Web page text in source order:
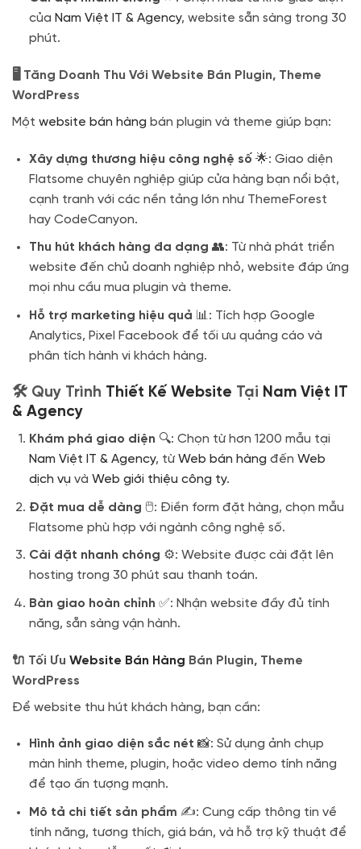
của Nam Việt IT & Agency, website sẵn sàng trong 30
phút.
🖥️ Tăng Doanh Thu Với Website Bán Plugin, Theme
WordPress
Một website bán hàng bán plugin và theme giúp bạn:
Xây dựng thương hiệu công nghệ số 🌟: Giao diện
Flatsome chuyên nghiệp giúp cửa hàng bạn nổi bật,
cạnh tranh với các nền tảng lớn như ThemeForest
hay CodeCanyon.
Thu hút khách hàng đa dạng 👥: Từ nhà phát triển
website đến chủ doanh nghiệp nhỏ, website đáp ứng
mọi nhu cầu mua plugin và theme.
Hỗ trợ marketing hiệu quả 📊: Tích hợp Google
Analytics, Pixel Facebook để tối ưu quảng cáo và
phân tích hành vi khách hàng.
🛠️ Quy Trình Thiết Kế Website Tại Nam Việt IT
& Agency
Khám phá giao diện 🔍: Chọn từ hơn 1200 mẫu tại
Nam Việt IT & Agency, từWeb bán hàng đến Web
dịch vụ và Web giới thiệu công ty.
Đặt mua dễ dàng 🖱️: Điền form đặt hàng, chọn mẫu
Flatsome phù hợp với ngành công nghệ số.
Cài đặt nhanh chóng ⚙️: Website được cài đặt lên
hosting trong 30 phút sau thanh toán.
Bàn giao hoàn chỉnh ✅: Nhận website đầy đủ tính
năng, sẵn sàng vận hành.
🔌 Tối Ưu Website Bán Hàng Bán Plugin, Theme
WordPress
Để website thu hút khách hàng, bạn cần:
Hình ảnh giao diện sắc nét 📸: Sử dụng ảnh chụp
màn hình theme, plugin, hoặc video demo tính năng
để tạo ấn tượng mạnh.
Mô tả chi tiết sản phẩm ✍️: Cung cấp thông tin về
tính năng, tương thích, giá bán, và hỗ trợ kỹ thuật để